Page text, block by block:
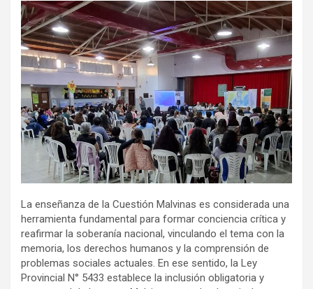
La enseñanza de la Cuestión Malvinas es considerada una
herramienta fundamental para formar conciencia crítica y
reafirmar la soberanía nacional, vinculando el tema con la
memoria, los derechos humanos y la comprensión de
problemas sociales actuales. En ese sentido, la Ley
Provincial N° 5433 establece la inclusión obligatoria y